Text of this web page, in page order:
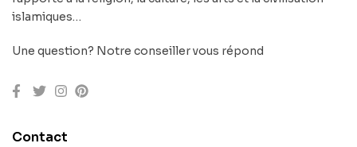
islamiques…
Une question? Notre conseiller vous répond
Contact